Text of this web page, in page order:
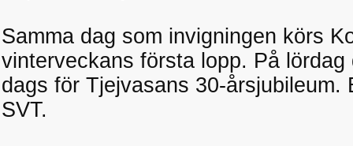
Samma dag som invigningen körs
vinterveckans första lopp. På
dags för Tjejvasans 30-årsjubileum.
SVT.